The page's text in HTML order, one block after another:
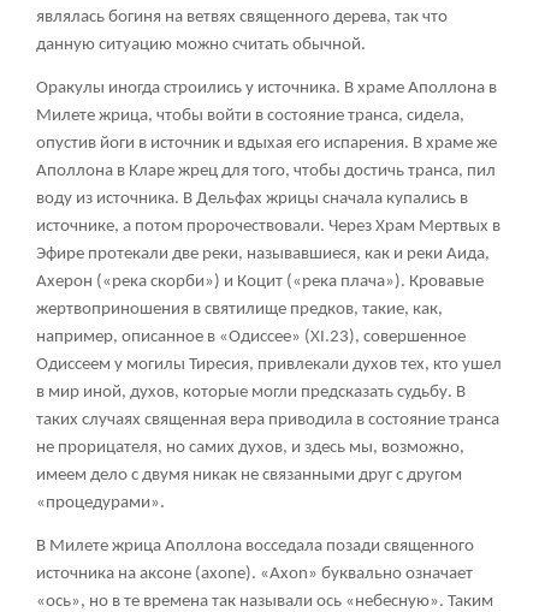
являлась богиня на ветвях священного дерева, так что
данную ситуацию можно считать обычной.
Оракулы иногда строились у источника. В храме Аполлона в
Милете жрица, чтобы войти в состояние транса, сидела,
опустив йоги в источник и вдыхая его испарения. В храме же
Аполлона в Кларе жрец для того, чтобы достичь транса, пил
воду из источника. В Дельфах жрицы сначала купались в
источнике, а потом пророчествовали. Через Храм Мертвых в
Эфире протекали две реки, называвшиеся, как и реки Аида,
Ахерон («река скорби») и Коцит («река плача»). Кровавые
жертвоприношения в святилище предков, такие, как,
например, описанное в «Одиссее» (XI.23), совершенное
Одиссеем у могилы Тиресия, привлекали духов тех, кто ушел
в мир иной, духов, которые могли предсказать судьбу. В
таких случаях священная вера приводила в состояние транса
не прорицателя, но самих духов, и здесь мы, возможно,
имеем дело с двумя никак не связанными друг с другом
«процедурами».
В Милете жрица Аполлона восседала позади священного
источника на аксоне (axone). «Axon» буквально означает
«ось», но в те времена так называли ось «небесную». Таким